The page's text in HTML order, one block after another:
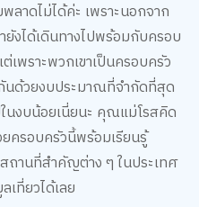
พราะพวกเขาเป็นครอบครัว
นด้วยงบประมาณที่จำกัดที่สุด
นงบน้อยเนี่ยนะ คุณแม่โรสคิด
ยครอบครัวนี้พร้อมเรียนรู้
านที่สำคัญต่าง ๆ ในประเทศ
เที่ยวได้เลย